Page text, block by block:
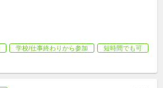
学校/仕事終わりから参加
短時間でも可